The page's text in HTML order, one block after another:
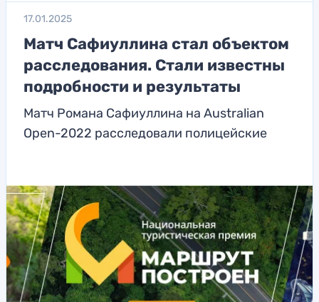
17.01.2025
Матч Сафиуллина стал объектом
расследования. Стали известны
подробности и результаты
Матч Романа Сафиуллина на Australian
Open-2022 расследовали полицейские